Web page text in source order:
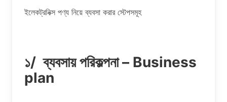
ইলেকট্রনিক্স পণ্য নিয়ে ব্যবসা করার স্টেপসমূহ
১/ ব্যবসায় পরিকল্পনা – Business
plan